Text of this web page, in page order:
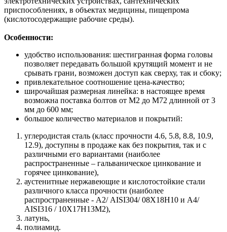
приспособлениях, в объектах медицины, пищепрома
(кислотосодержащие рабочие среды).
Особенности:
удобство использования: шестигранная форма головы
позволяет передавать большой крутящий момент и не
срывать грани, возможен доступ как сверху, так и сбоку;
привлекательное соотношение цена-качество;
широчайшая размерная линейка: в настоящее время
возможна поставка болтов от М2 до М72 длинной от 3
мм до 600 мм;
большое количество материалов и покрытий:
углеродистая сталь (класс прочности 4.6, 5.8, 8.8, 10.9,
12.9), доступны в продаже как без покрытия, так и с
различными его вариантами (наиболее
распространенные – гальваническое цинкование и
горячее цинкование),
аустенитные нержавеющие и кислотостойкие стали
различного класса прочности (наиболее
распространенные - А2/ AISI304/ 08Х18Н10 и A4/
AISI316 / 10Х17H13M2),
латунь,
полиамид.